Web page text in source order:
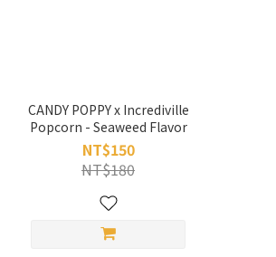
CANDY POPPY x Incrediville
Popcorn - Seaweed Flavor
NT$150
NT$180